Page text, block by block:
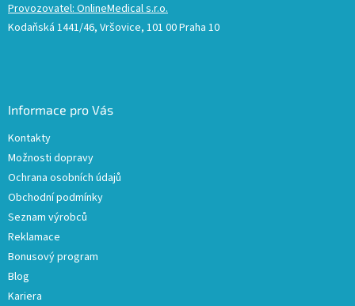
Provozovatel: OnlineMedical s.r.o.
Kodaňská 1441/46, Vršovice, 101 00 Praha 10
Informace pro Vás
Kontakty
Možnosti dopravy
Ochrana osobních údajů
Obchodní podmínky
Seznam výrobců
Reklamace
Bonusový program
Blog
Kariera